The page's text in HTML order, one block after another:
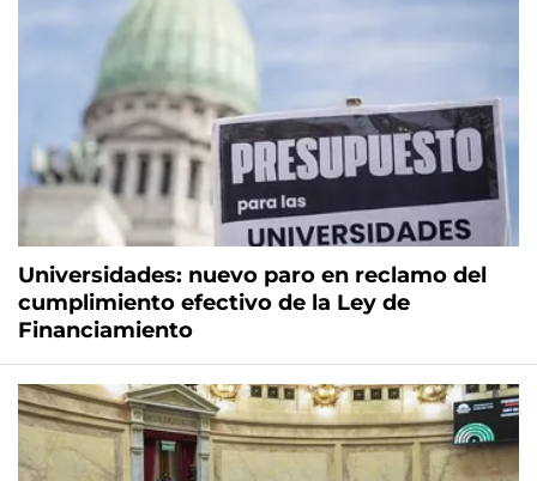
Universidades: nuevo paro en reclamo del
cumplimiento efectivo de la Ley de
Financiamiento